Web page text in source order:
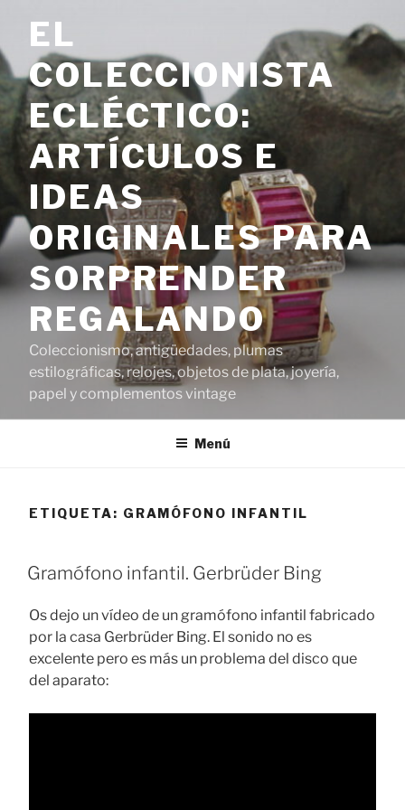
contenido
EL
COLECCIONISTA
ECLÉCTICO:
ARTÍCULOS E
IDEAS
ORIGINALES PARA
SORPRENDER
REGALANDO
Coleccionismo, antigüedades, plumas
estilográficas, relojes, objetos de plata, joyería,
papel y complementos vintage
Menú
ETIQUETA: GRAMÓFONO INFANTIL
Gramófono infantil. Gerbrüder Bing
Os dejo un vídeo de un gramófono infantil fabricado
por la casa Gerbrüder Bing. El sonido no es
excelente pero es más un problema del disco que
del aparato: